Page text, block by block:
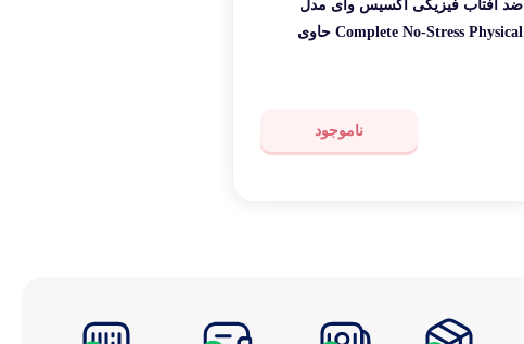
ضد آفتاب فیزیکی اکسیس وای مدل
Complete No-Stress Physical حاوی
ناموجود